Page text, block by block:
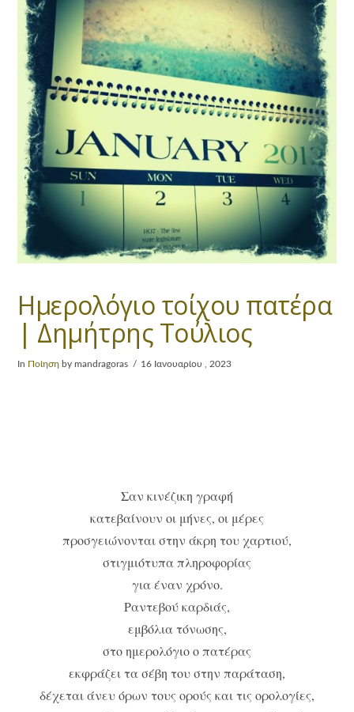
Ημερολόγιο τοίχου πατέρα
| Δημήτρης Τούλιος
In Ποίηση by mandragoras 16 Ιανουαρίου , 2023
Σαν κινέζικη γραφή
κατεβαίνουν οι μήνες, οι μέρες
προσγειώνονται στην άκρη του χαρτιού,
στιγμιότυπα πληροφορίας
για έναν χρόνο.
Ραντεβού καρδιάς,
εμβόλια τόνωσης,
στο ημερολόγιο ο πατέρας
εκφράζει τα σέβη του στην παράταση,
δέχεται άνευ όρων τους ορούς και τις ορολογίες,